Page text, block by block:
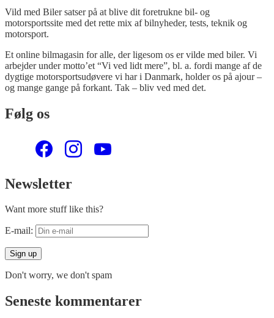
Vild med Biler satser på at blive dit foretrukne bil- og
motorsportssite med det rette mix af bilnyheder, tests, teknik og
motorsport.
Et online bilmagasin for alle, der ligesom os er vilde med biler. Vi
arbejder under motto’et “Vi ved lidt mere”, bl. a. fordi mange af de
dygtige motorsportsudøvere vi har i Danmark, holder os på ajour –
og mange gange på forkant. Tak – bliv ved med det.
Følg os
Newsletter
Want more stuff like this?
E-mail:
Don't worry, we don't spam
Seneste kommentarer